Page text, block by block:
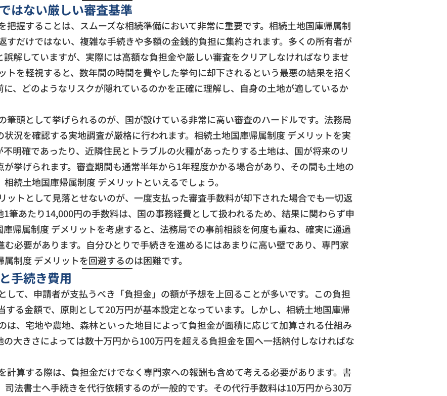
はない厳しい審査基準
把握することは、スムーズな相続準備において非常に重要です。相続土地国庫帰属制
すだけではない、複雑な手続きや多額の金銭的負担に集約されます。多くの所有者が
誤解していますが、実際には高額な負担金や厳しい審査をクリアしなければなりませ
トを軽視すると、数年間の時間を費やした挙句に却下されるという最悪の結果を招く
、どのようなリスクが隠れているのかを正確に理解し、自身の土地が適しているか
筆頭として挙げられるのが、国が設けている非常に高い審査のハードルです。法務局
況を確認する実地調査が厳格に行われます。相続土地国庫帰属制度 デメリットを実
明確であったり、近隣住民とトラブルの火種があったりする土地は、国が将来のリ
挙げられます。審査期間も通常半年から1年程度かかる場合があり、その間も土地の
続土地国庫帰属制度 デメリットといえるでしょう。
ットとして見落とせないのが、一度支払った審査手数料が却下された場合でも一切返
筆あたり14,000円の手数料は、国の事務経費として扱われるため、結果に関わらず申
帰属制度 デメリットを考慮すると、法務局での事前相談を何度も重ね、確実に通過
必要があります。自分ひとりで手続きを進めるにはあまりに高い壁であり、専門家
制度 デメリットを回避するのは困難です。
手続き費用
して、申請者が支払うべき「負担金」の額が予想を上回ることが多いです。この負担
る金額で、原則として20万円が基本設定となっています。しかし、相続土地国庫帰
は、宅地や農地、森林といった地目によって負担金が面積に応じて加算される仕組み
大きさによっては数十万円から100万円を超える負担金を国へ一括納付しなければな
計算する際は、負担金だけでなく専門家への報酬も含めて考える必要があります。書
法書士へ手続きを代行依頼するのが一般的です。その代行手数料は10万円から30万